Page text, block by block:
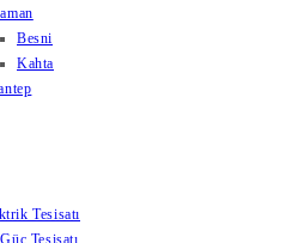
Besni
Kahta
Tesisatı
Tesisatı